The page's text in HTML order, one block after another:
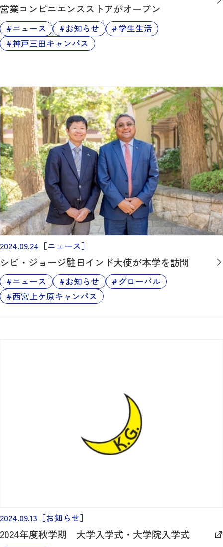
営業コンビニエンスストアがオープン
ニュース お知らせ
学生生活
神戸三田キャンパス
2024.09.24 ［ニュース］
シビ・ジョージ駐日インド大使が本学を訪問
ニュース お知らせ
グローバル
西宮上ケ原キャンパス
2024.09.13 ［お知らせ］
2024年度秋学期 大学入学式・大学院入学式